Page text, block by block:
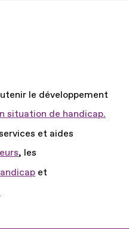
le développement
situation de handicap.
et aides
, les
et